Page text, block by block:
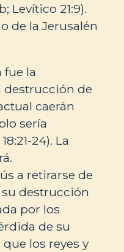
Levítico 21:9).
de la Jerusalén
la
destrucción de
caerán
sería
24). La
a retirarse de
su destrucción
por los
de su
los reyes y